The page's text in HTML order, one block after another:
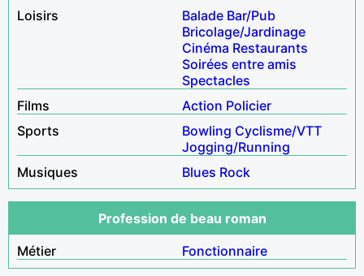
Loisirs
Balade Bar/Pub
Bricolage/Jardinage
Cinéma Restaurants
Soirées entre amis
Spectacles
Films
Action Policier
Sports
Bowling Cyclisme/VTT
Jogging/Running
Musiques
Blues Rock
Profession de beau roman
Métier
Fonctionnaire